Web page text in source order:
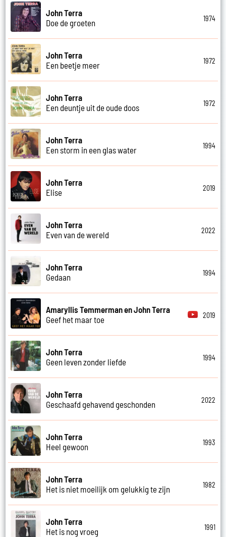
John Terra
Doe de groeten
1974
John Terra
Een beetje meer
1972
John Terra
Een deuntje uit de oude doos
1972
John Terra
Een storm in een glas water
1994
John Terra
Elise
2019
John Terra
Even van de wereld
2022
John Terra
Gedaan
1994
Amaryllis Temmerman en John Terra
Geef het maar toe
2019
John Terra
Geen leven zonder liefde
1994
John Terra
Geschaafd gehavend geschonden
2022
John Terra
Heel gewoon
1993
John Terra
Het is niet moeilijk om gelukkig te zijn
1982
John Terra
Het is nog vroeg
1991